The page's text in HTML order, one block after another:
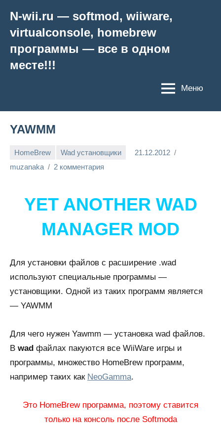
содержимому
N-wii.ru — softmod, wiiware,
virtualconsole, homebrew
программы — все в одном
месте!!!
Меню
YAWMM
HomeBrew Wad установщики
21.12.2012
muzanaka
2 комментария
YET ANOTHER WAD
MANAGER MOD
Для установки файлов с расширение .wad
используют специальные программы —
установщики. Одной из таких программ является
— YAWMM
Для чего нужен Yawmm — установка wad файлов.
В wad файлах пакуются все WiiWare игры и
программы, множество HomeBrew программ,
например таких как NeoGamma.
Это HomeBrew программа, поэтому ставится
только на консоль после Softmoda